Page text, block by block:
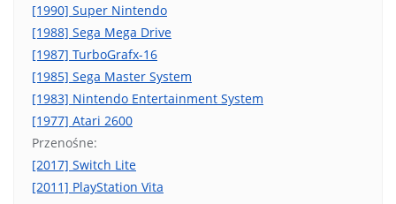
[1990] Super Nintendo
[1988] Sega Mega Drive
[1987] TurboGrafx-16
[1985] Sega Master System
[1983] Nintendo Entertainment System
[1977] Atari 2600
Przenośne:
[2017] Switch Lite
[2011] PlayStation Vita